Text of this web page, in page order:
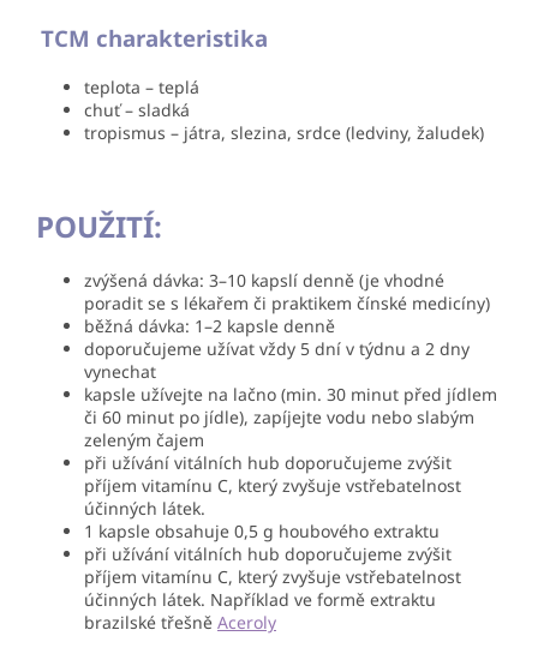
TCM charakteristika
teplota – teplá
chuť – sladká
tropismus – játra, slezina, srdce (ledviny, žaludek)
POUŽITÍ:
zvýšená dávka: 3–10 kapslí denně (je vhodné
poradit se s lékařem či praktikem čínské medicíny)
běžná dávka: 1–2 kapsle denně
doporučujeme užívat vždy 5 dní v týdnu a 2 dny
vynechat
kapsle užívejte na lačno (min. 30 minut před jídlem
či 60 minut po jídle), zapíjejte vodu nebo slabým
zeleným čajem
při užívání vitálních hub doporučujeme zvýšit
příjem vitamínu C, který zvyšuje vstřebatelnost
účinných látek.
1 kapsle obsahuje 0,5 g houbového extraktu
při užívání vitálních hub doporučujeme zvýšit
příjem vitamínu C, který zvyšuje vstřebatelnost
účinných látek. Například ve formě extraktu
brazilské třešně Aceroly